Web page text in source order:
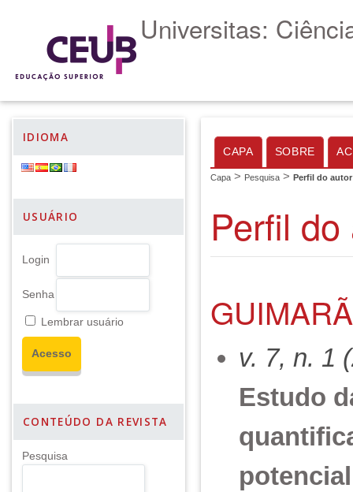
Universitas:
IDIOMA
USUÁRIO
Login
Senha
Lembrar usuário
CONTEÚDO DA REVISTA
Pesquisa
CAPA SOBRE
Capa > Pesquisa > Perfil do autor
Perfil
v. 7, n. 1
Estudo